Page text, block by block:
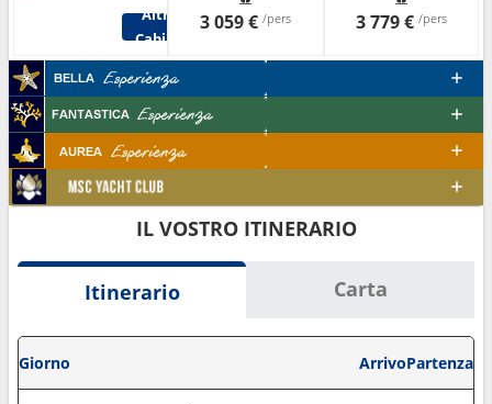
Altre
Cabine
3 059 € /pers 3 779 € /pers
IL VOSTRO ITINERARIO
Itinerario Carta
Giorno ArrivoPartenza